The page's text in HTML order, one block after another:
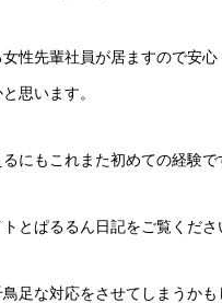
性先輩社員が居ますので安
思います。
にもこれまた初めての経験で
とぱるるん日記をご覧くださ
足な対応をさせてしまうか